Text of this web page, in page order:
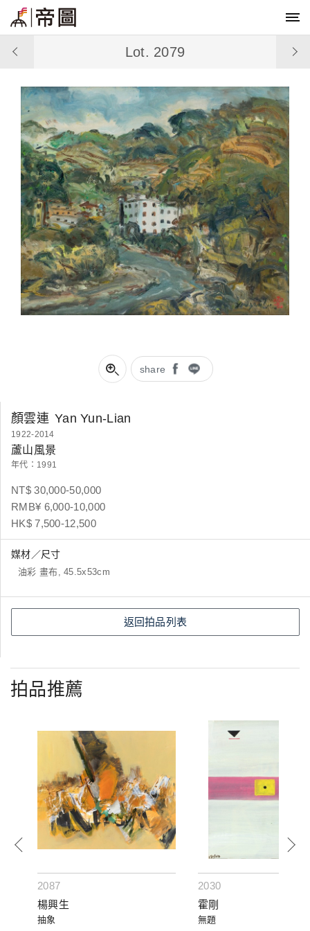
share
Lot. 2079
顏雲連 Yan Yun-Lian
1922-2014
蘆山風景
年代：1991
NT$ 30,000-50,000
RMB¥ 6,000-10,000
HK$ 7,500-12,500
媒材／尺寸
油彩 畫布, 45.5x53cm
返回拍品列表
拍品推薦
2087
楊興生
抽象
2030
霍剛
無題